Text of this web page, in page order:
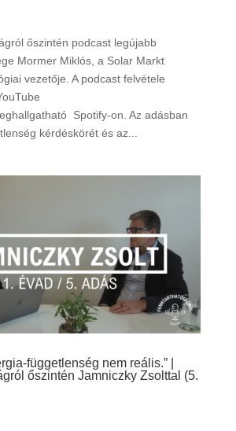
őszintén podcast legújabb
Mormer Miklós, a Solar Markt
vezetője. A podcast felvétele
Spotify-on. Az adásban
kérdéskörét és az...
függetlenség nem reális.” |
őszintén Jamniczky Zsolttal (5.